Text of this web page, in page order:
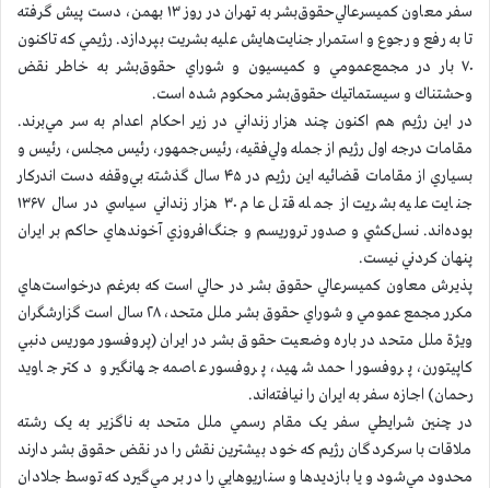
سفر معاون کميسرعالي‌حقوق‌بشر به تهران در روز ۱۳ بهمن، دست پيش گرفته
تا به رفع و رجوع و استمرار جنايت‌هايش عليه بشريت بپردازد. رژيمي كه تاكنون
۷۰ بار در مجمع‌عمومي و كميسيون و شوراي حقوق‌بشر به خاطر نقض
وحشتناك و سيستماتيك حقوق‌بشر محكوم شده است.
در اين رژيم هم اكنون چند هزار زنداني در زير احكام اعدام به سر مي‌برند.
مقامات درجه اول رژيم از جمله ولي‌فقيه، رئيس‌جمهور، رئيس مجلس، رئيس و
بسياري از مقامات قضائيه اين رژيم در ۴۵ سال گذشته بي‌وقفه دست اندرکار
جنايت عليه بشريت از جمله قتل عام ۳۰ هزار زنداني سياسي در سال ۱۳۶۷
بوده‌اند. نسل‌کشي و صدور تروريسم و جنگ‌افروزي آخوندهاي حاكم بر ايران
پنهان كردني نيست.
پذیرش معاون كميسرعالي حقوق بشر در حالي است که به‌رغم درخواست‌هاي
مکرر مجمع عمومي و شوراي حقوق بشر ملل متحد، ۲۸ سال است گزارشگران
ويژة ملل متحد در باره وضعيت حقوق بشر در ايران (پروفسور موريس دنبي
کاپيتورن، پروفسور احمد شهيد، پروفسور عاصمه جهانگير و دکتر جاويد
رحمان) اجازه سفر به ايران را نيافته‌اند.
در چنين شرايطي سفر يک مقام رسمي ملل متحد به ناگزير به يک رشته
ملاقات با سرکردگان رژيم که خود بيشترين نقش را در نقض حقوق بشر دارند
محدود مي‌شود و يا بازديدها و سناريوهايي را در بر مي‌گيرد که توسط جلادان